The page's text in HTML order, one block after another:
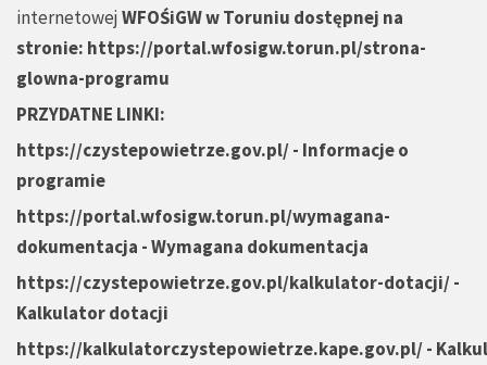
internetowej WFOŚiGW w Toruniu dostępnej na
stronie: https://portal.wfosigw.torun.pl/strona-
glowna-programu
PRZYDATNE LINKI:
https://czystepowietrze.gov.pl/- Informacje o
programie
https://portal.wfosigw.torun.pl/wymagana-
dokumentacja - Wymagana dokumentacja
https://czystepowietrze.gov.pl/kalkulator-dotacji/-
Kalkulator dotacji
https://kalkulatorczystepowietrze.kape.gov.pl/-